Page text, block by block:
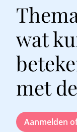
wat
met
Aanmelden